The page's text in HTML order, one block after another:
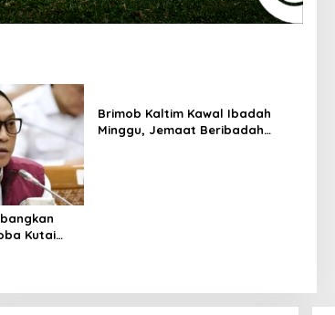
Kutai
Brimob Kaltim Kawal Ibadah
Minggu, Jemaat Beribadah